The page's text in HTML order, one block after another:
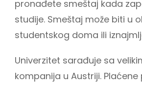
pronađete smeštaj kada
studije. Smeštaj može biti u
studentskog doma ili
Univerzitet sarađuje sa
kompanija u Austriji. Plaćene